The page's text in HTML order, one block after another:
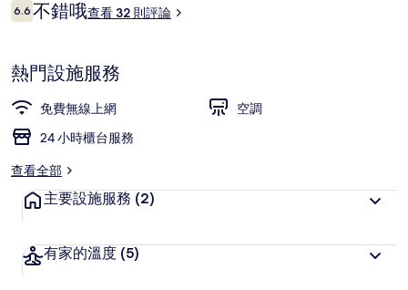
格
評
論
6.66.6 分，滿分 10 分，
不錯哦查看 32 則評論
熱門設施服務
免費無線上網
空調
24 小時櫃台服務
查看全部
主要設施服務 (2)
有家的溫度 (5)